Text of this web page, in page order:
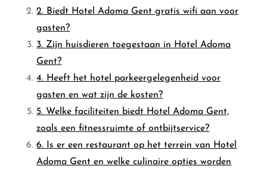
2. Biedt Hotel Adoma Gent gratis wifi aan voor
gasten?
3. Zijn huisdieren toegestaan in Hotel Adoma
Gent?
4. Heeft het hotel parkeergelegenheid voor
gasten en wat zijn de kosten?
5. Welke faciliteiten biedt Hotel Adoma Gent,
zoals een fitnessruimte of ontbijtservice?
6. Is er een restaurant op het terrein van Hotel
Adoma Gent en welke culinaire opties worden